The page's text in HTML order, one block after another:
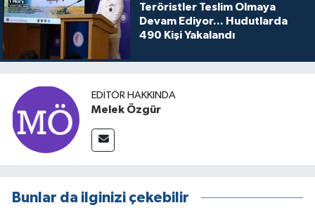
Teröristler Teslim Olmaya
Devam Ediyor... Hudutlarda
490 Kişi Yakalandı
EDITÖR HAKKINDA
Melek Özgür
Bunlar da ilginizi çekebilir